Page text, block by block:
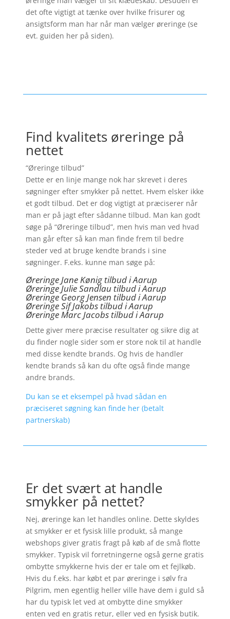
det ofte vigtigt at tænke over hvilke frisurer og
ansigtsform man har når man vælger øreringe (se
evt. guiden her på siden).
Find kvalitets øreringe på
nettet
“Øreringe tilbud”
Dette er en linje mange nok har skrevet i deres
søgninger efter smykker på nettet. Hvem elsker ikke
et godt tilbud. Det er dog vigtigt at præciserer når
man er på jagt efter sådanne tilbud. Man kan godt
søge på “Øreringe tilbud”, men hvis man ved hvad
man går efter så kan man finde frem til bedre
steder ved at bruge kendte brands i sine
søgninger. F.eks. kunne man søge på:
Øreringe Jane Kønig tilbud i Aarup
Øreringe Julie Sandlau tilbud i Aarup
Øreringe Georg Jensen tilbud i Aarup
ØreringeSif Jakobs tilbud i Aarup
Øreringe Marc Jacobs tilbud i Aarup
Dette giver mere præcise resultater og sikre dig at
du finder nogle sider som er store nok til at handle
med disse kendte brands. Og hvis de handler
kendte brands så kan du ofte også finde mange
andre brands.
Du kan se et eksempel på hvad sådan en
præciseret søgning kan finde her (betalt
partnerskab)
Er det svært at handle
smykker på nettet?
Nej, øreringe kan let handles online. Dette skyldes
at smykker er et fysisk lille produkt, så mange
webshops giver gratis fragt på køb af de små flotte
smykker. Typisk vil forretningerne også gerne gratis
ombytte smykkerne hvis der er tale om et fejlkøb.
Hvis du f.eks. har købt et par øreringe i sølv fra
Pilgrim, men egentlig heller ville have dem i guld så
har du typisk let ved at ombytte dine smykker
enten ved en gratis retur, eller ved en fysisk butik.